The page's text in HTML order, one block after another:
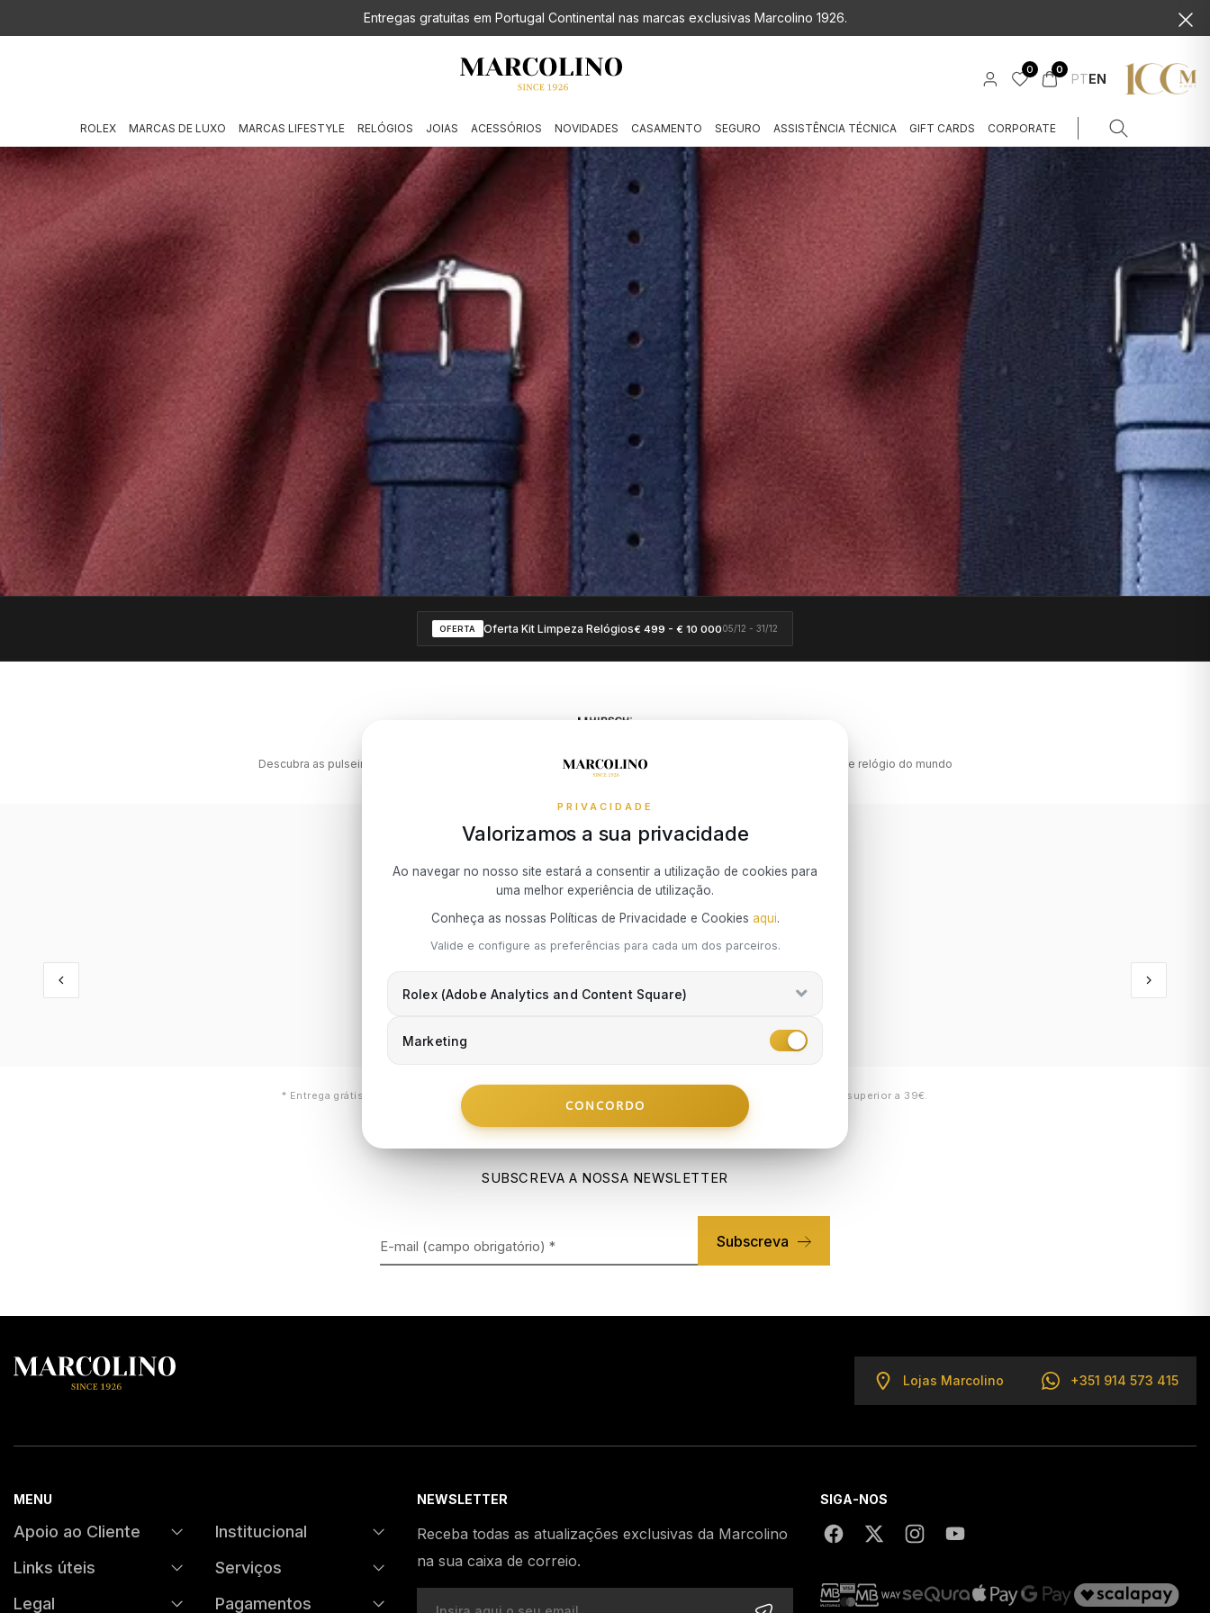
Entregas gratuitas em Portugal Continental nas marcas exclusivas Marcolino 1926.
0 0
EN
PT
ROLEX MARCAS DE LUXO MARCAS LIFESTYLE RELÓGIOS JOIAS ACESSÓRIOS NOVIDADES CASAMENTO SEGURO ASSISTÊNCIA TÉCNICA GIFT CARDS CORPORATE
OFERTA Oferta Kit Limpeza Relógios€ 499 - € 10 00005/12 - 31/12
Descubra as pulseiras Hirsch para mudar seu estilo. Desde 1765, a Hirsch fabrica uma das melhores pulseiras de relógio do mundo
a partir de uma variedade de materiais diferentes.
* Entrega grátis válida para Portugal Continental e Espanha Continental, em encomendas de valor igual ou superior a 39€.
SUBSCREVA A NOSSA NEWSLETTER
Subscreva
Lojas Marcolino +351 914 573 415
MENU
Apoio ao Cliente
FAQs
Institucional
História
Links úteis Serviços
Legal Pagamentos
NEWSLETTER
Receba todas as atualizações exclusivas da Marcolino
na sua caixa de correio.
SIGA-NOS
PRIVACIDADE
Valorizamos a sua privacidade
Ao navegar no nosso site estará a consentir a utilização de cookies para
uma melhor experiência de utilização.
Conheça as nossas Políticas de Privacidade e Cookies aqui.
Valide e configure as preferências para cada um dos parceiros.
Rolex (Adobe Analytics and Content Square)
Marketing
CONCORDO